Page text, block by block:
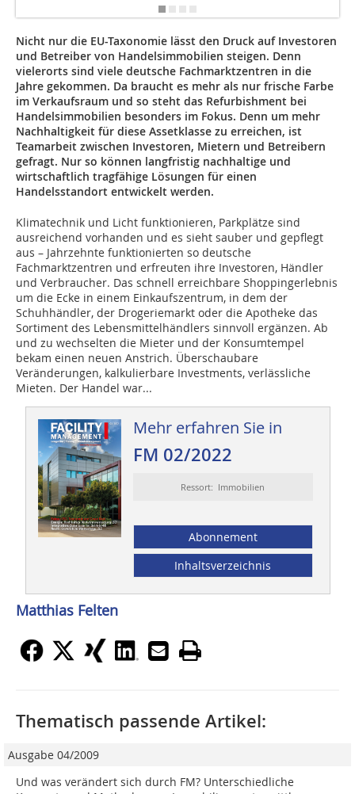
Nicht nur die EU-Taxonomie lässt den Druck auf Investoren
und Betreiber von Handelsimmobilien steigen. Denn
vielerorts sind viele deutsche Fachmarktzentren in die
Jahre gekommen. Da braucht es mehr als nur frische Farbe
im Verkaufsraum und so steht das Refurbishment bei
Handelsimmobilien besonders im Fokus. Denn um mehr
Nachhaltigkeit für diese Assetklasse zu erreichen, ist
Teamarbeit zwischen Investoren, Mietern und Betreibern
gefragt. Nur so können langfristig nachhaltige und
wirtschaftlich tragfähige Lösungen für einen
Handelsstandort entwickelt werden.
Klimatechnik und Licht funktionieren, Parkplätze sind
ausreichend vorhanden und es sieht sauber und gepflegt
aus – Jahrzehnte funktionierten so deutsche
Fachmarktzentren und erfreuten ihre Investoren, Händler
und Verbraucher. Das schnell erreichbare Shoppingerlebnis
um die Ecke in einem Einkaufszentrum, in dem der
Schuhhändler, der Drogeriemarkt oder die Apotheke das
Sortiment des Lebensmittelhändlers sinnvoll ergänzen. Ab
und zu wechselten die Mieter und der Konsumtempel
bekam einen neuen Anstrich. Überschaubare
Veränderungen, kalkulierbare Investments, verlässliche
Mieten. Der Handel war...
Mehr erfahren Sie in
FM 02/2022
Ressort: Immobilien
Abonnement
Inhaltsverzeichnis
Matthias Felten
Thematisch passende Artikel:
Ausgabe 04/2009
Und was verändert sich durch FM? Unterschiedliche